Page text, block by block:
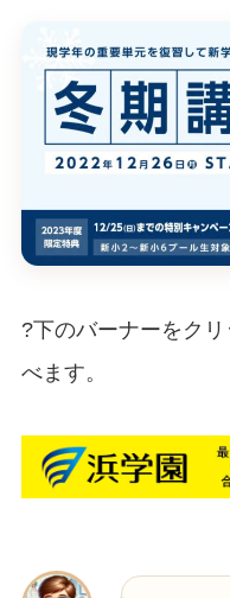
?下のバーナーをク
べます。